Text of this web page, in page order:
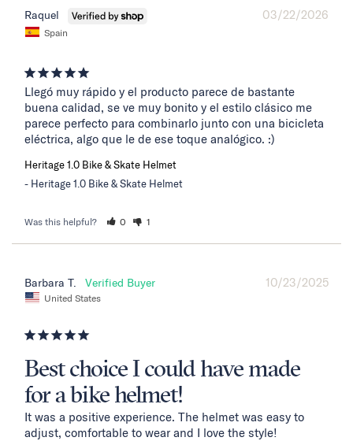
03/22/2026
Raquel
Spain
Llegó muy rápido y el producto parece de bastante
buena calidad, se ve muy bonito y el estilo clásico me
parece perfecto para combinarlo junto con una bicicleta
eléctrica, algo que le de ese toque analógico. :)
Heritage 1.0 Bike & Skate Helmet
Heritage 1.0 Bike & Skate Helmet
Was this helpful? 0 1
10/23/2025
Barbara T.
United States
Best choice I could have made
for a bike helmet!
It was a positive experience. The helmet was easy to
adjust, comfortable to wear and I love the style!